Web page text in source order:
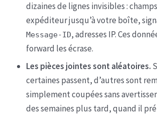
dizaines de lignes invisibles : champs
expéditeur jusqu’à votre boîte,
Message-ID, adresses IP. Ces
forward les écrase.
Les pièces jointes sont aléatoires.
certaines passent, d’autres sont
simplement coupées sans
des semaines plus tard, quand il